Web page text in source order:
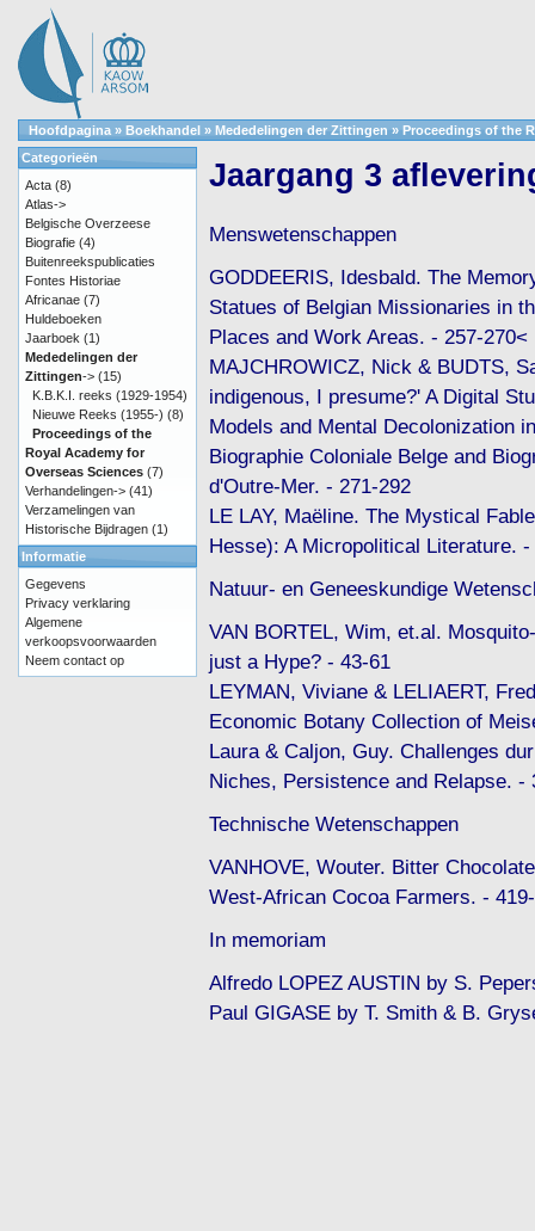
Hoofdpagina » Boekhandel » Mededelingen der Zittingen » Proceedings of the
Jaargang 3
Menswetenschappen
GODDEERIS, Idesbald. The
Statues of Belgian Missionaries in
Places and Work Areas. - 257-270<
MAJCHROWICZ, Nick & BUDTS,
indigenous, I presume?' A Digital
Models and Mental Decolonization
Biographie Coloniale Belge and
d'Outre-Mer. - 271-292
LE LAY, Maëline. The Mystical
Hesse): A Micropolitical Literature. -
Natuur- en Geneeskundige
VAN BORTEL, Wim, et.al.
just a Hype? - 43-61
LEYMAN, Viviane & LELIAERT,
Economic Botany Collection of
Laura & Caljon, Guy. Challenges
Niches, Persistence and Relapse. -
Technische Wetenschappen
VANHOVE, Wouter. Bitter
West-African Cocoa Farmers. -
In memoriam
Alfredo LOPEZ AUSTIN by S.
Paul GIGASE by T. Smith & B.
Categorieën
Acta (8)
Atlas->
Belgische Overzeese
Biografie (4)
Buitenreekspublicaties
Fontes Historiae
Africanae (7)
Huldeboeken
Jaarboek (1)
Mededelingen der
Zittingen-> (15)
K.B.K.I. reeks (1929-1954)
Nieuwe Reeks (1955-) (8)
Proceedings of the
Royal Academy for
Overseas Sciences (7)
Verhandelingen-> (41)
Verzamelingen van
Historische Bijdragen (1)
Informatie
Gegevens
Privacy verklaring
Algemene
verkoopsvoorwaarden
Neem contact op